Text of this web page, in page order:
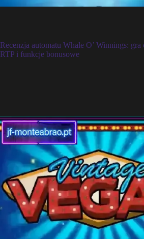
Recenzja automatu Whale O’ Winnings: gra
RTP i funkcje bonusowe